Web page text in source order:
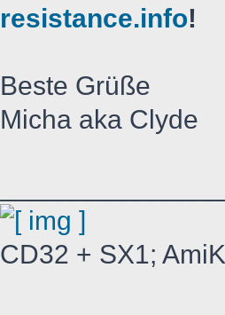
resistance.info!
Beste Grüße
Micha aka Clyde
CD32 + SX1;